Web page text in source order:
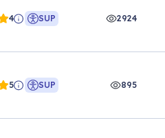
4 SUP 2924
5 SUP 895